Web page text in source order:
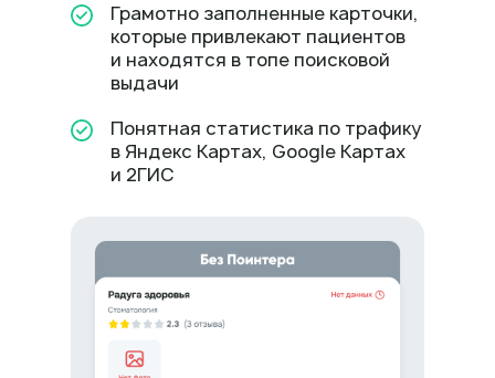
Грамотно заполненные карточки,
которые привлекают пациентов
и находятся в топе поисковой
выдачи
Понятная статистика по трафику
в Яндекс Картах, Google Картах
и 2ГИС